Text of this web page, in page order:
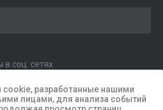
разработанные нашими
лицами, для анализа событий
в соц. сетях